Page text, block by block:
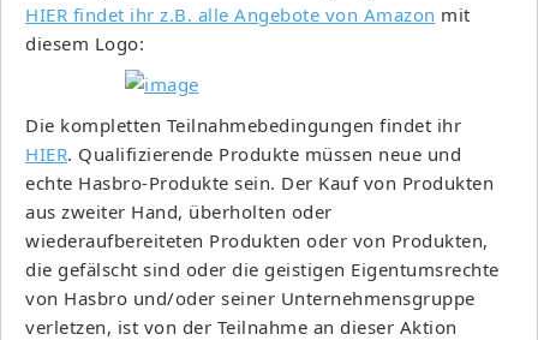
HIER findet ihr z.B. alle Angebote von Amazon mit
diesem Logo:
Die kompletten Teilnahmebedingungen findet ihr
HIER. Qualifizierende Produkte müssen neue und
echte Hasbro-Produkte sein. Der Kauf von Produkten
aus zweiter Hand, überholten oder
wiederaufbereiteten Produkten oder von Produkten,
die gefälscht sind oder die geistigen Eigentumsrechte
von Hasbro und/oder seiner Unternehmensgruppe
verletzen, ist von der Teilnahme an dieser Aktion